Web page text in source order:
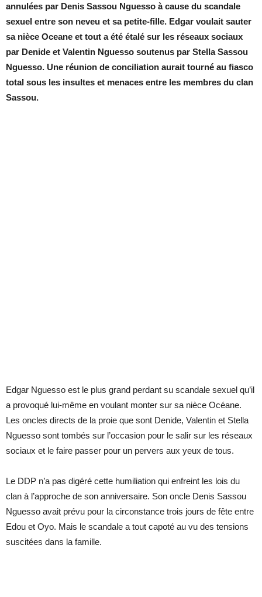
annulées par Denis Sassou Nguesso à cause du scandale
sexuel entre son neveu et sa petite-fille. Edgar voulait sauter
sa nièce Oceane et tout a été étalé sur les réseaux sociaux
par Denide et Valentin Nguesso soutenus par Stella Sassou
Nguesso. Une réunion de conciliation aurait tourné au fiasco
total sous les insultes et menaces entre les membres du clan
Sassou.
Edgar Nguesso est le plus grand perdant su scandale sexuel qu’il
a provoqué lui-même en voulant monter sur sa nièce Océane.
Les oncles directs de la proie que sont Denide, Valentin et Stella
Nguesso sont tombés sur l’occasion pour le salir sur les réseaux
sociaux et le faire passer pour un pervers aux yeux de tous.
Le DDP n’a pas digéré cette humiliation qui enfreint les lois du
clan à l’approche de son anniversaire. Son oncle Denis Sassou
Nguesso avait prévu pour la circonstance trois jours de fête entre
Edou et Oyo. Mais le scandale a tout capoté au vu des tensions
suscitées dans la famille.